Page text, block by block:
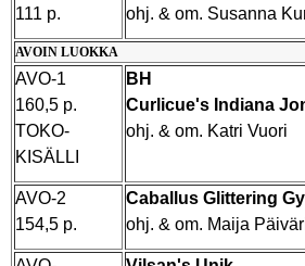
111 p.
ohj. & om. Susanna
AVOIN LUOKKA
AVO-1
160,5 p.
TOKO-
KISÄLLI
BH
Curlicue's Indiana
ohj. & om. Katri Vuori
AVO-2
154,5 p.
Caballus Glittering
ohj. & om. Maija